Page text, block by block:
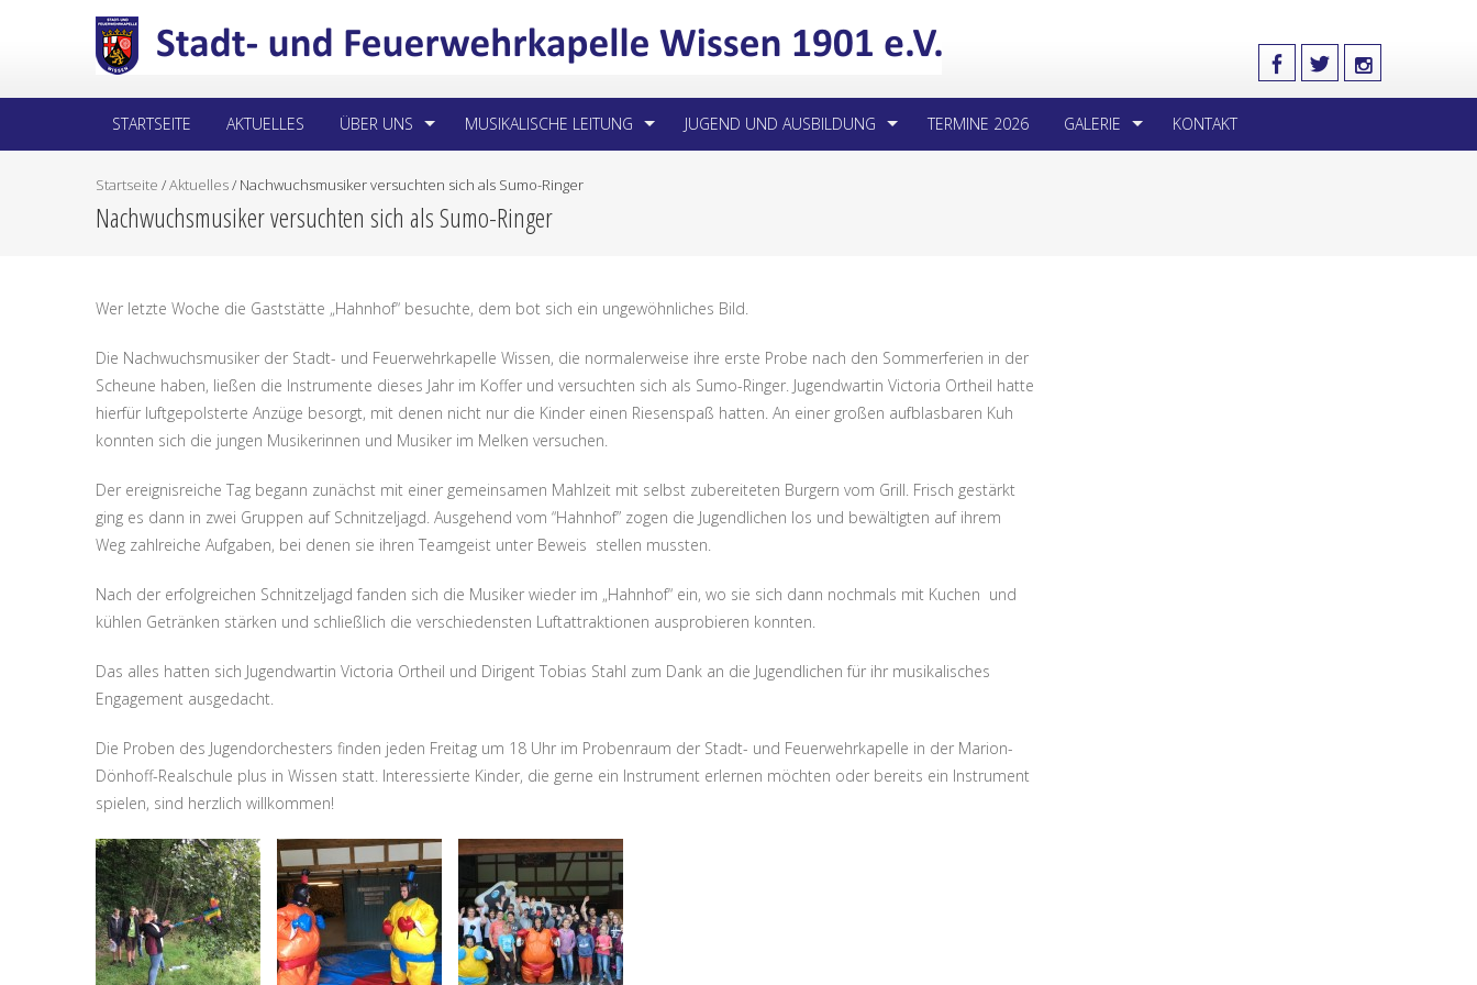
STARTSEITE AKTUELLES ÜBER UNS MUSIKALISCHE LEITUNG JUGEND UND AUSBILDUNG TERMINE 2026 GALERIE KONTAKT
Startseite /Aktuelles/ Nachwuchsmusiker versuchten sich als Sumo-Ringer
Nachwuchsmusiker versuchten sich als Sumo-Ringer
Wer letzte Woche die Gaststätte „Hahnhof“ besuchte, dem bot sich ein ungewöhnliches Bild.
Die Nachwuchsmusiker der Stadt- und Feuerwehrkapelle Wissen, die normalerweise ihre erste Probe nach den Sommerferien in der
Scheune haben, ließen die Instrumente dieses Jahr im Koffer und versuchten sich als Sumo-Ringer. Jugendwartin Victoria Ortheil hatte
hierfür luftgepolsterte Anzüge besorgt, mit denen nicht nur die Kinder einen Riesenspaß hatten. An einer großen aufblasbaren Kuh
konnten sich die jungen Musikerinnen und Musiker im Melken versuchen.
Der ereignisreiche Tag begann zunächst mit einer gemeinsamen Mahlzeit mit selbst zubereiteten Burgern vom Grill. Frisch gestärkt
ging es dann in zwei Gruppen auf Schnitzeljagd. Ausgehend vom “Hahnhof” zogen die Jugendlichen los und bewältigten auf ihrem
Weg zahlreiche Aufgaben, bei denen sie ihren Teamgeist unter Beweis stellen mussten.
Nach der erfolgreichen Schnitzeljagd fanden sich die Musiker wieder im „Hahnhof“ ein, wo sie sich dann nochmals mit Kuchen und
kühlen Getränken stärken und schließlich die verschiedensten Luftattraktionen ausprobieren konnten.
Das alles hatten sich Jugendwartin Victoria Ortheil und Dirigent Tobias Stahl zum Dank an die Jugendlichen für ihr musikalisches
Engagement ausgedacht.
Die Proben des Jugendorchesters finden jeden Freitag um 18 Uhr im Probenraum der Stadt- und Feuerwehrkapelle in der Marion-
Dönhoff-Realschule plus in Wissen statt. Interessierte Kinder, die gerne ein Instrument erlernen möchten oder bereits ein Instrument
spielen, sind herzlich willkommen!